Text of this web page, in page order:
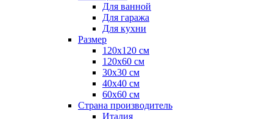
Для ванной
Для гаража
Для кухни
Размер
120x120 см
120x60 см
30x30 см
40x40 см
60x60 см
Страна производитель
Италия